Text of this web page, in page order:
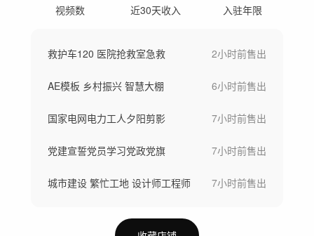
视频数 近30天收入 入驻年限
救护车120 医院抢救室急救 2小时前售出
AE模板 乡村振兴 智慧大棚 6小时前售出
国家电网电力工人夕阳剪影 7小时前售出
党建宣誓党员学习党政党旗 7小时前售出
城市建设 繁忙工地 设计师工程师 7小时前售出